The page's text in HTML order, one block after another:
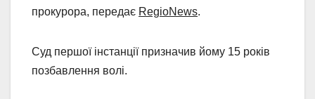
прокурора, передає RegioNews.
Суд першої інстанції призначив йому 15 років
позбавлення волі.